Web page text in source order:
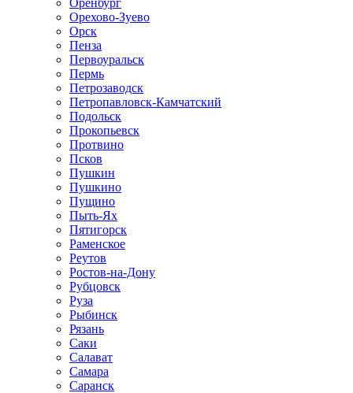
Оренбург
Орехово-Зуево
Орск
Пенза
Первоуральск
Пермь
Петрозаводск
Петропавловск-Камчатский
Подольск
Прокопьевск
Протвино
Псков
Пушкин
Пушкино
Пущино
Пыть-Ях
Пятигорск
Раменское
Реутов
Ростов-на-Дону
Рубцовск
Руза
Рыбинск
Рязань
Саки
Салават
Самара
Саранск